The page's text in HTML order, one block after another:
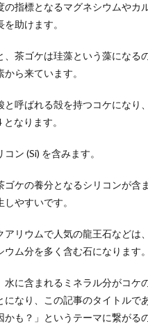
の指標となるマグネシウムやカ
助けます。
、茶ゴケは珪藻という藻になる
から来ています。
と呼ばれる殻を持つコケになり
となります。
ン (Si) を含みます。
ゴケの養分となるシリコンが含
やすいです。
アリウムで人気の龍王石などは
ウム分を多く含む石になります。
水に含まれるミネラル分がコケ
になり、この記事のタイトルで
かも？」というテーマに繋がるの